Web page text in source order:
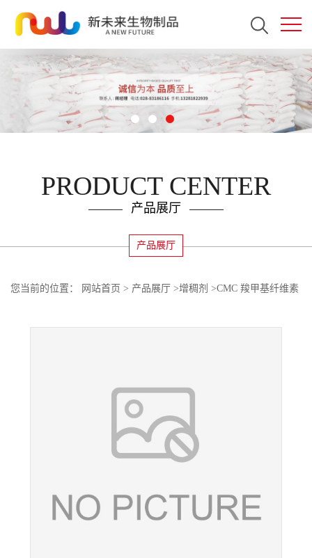
PRODUCT CENTER
产品展厅
产品展厅
您当前的位置： 网站首页 > 产品展厅 >增稠剂 >CMC 羧甲基纤维素